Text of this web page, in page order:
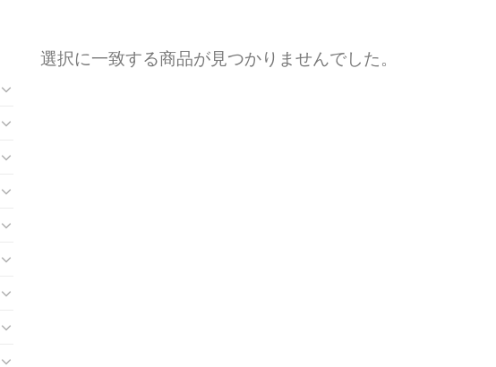
選択に一致する商品が見つかりませんでした。